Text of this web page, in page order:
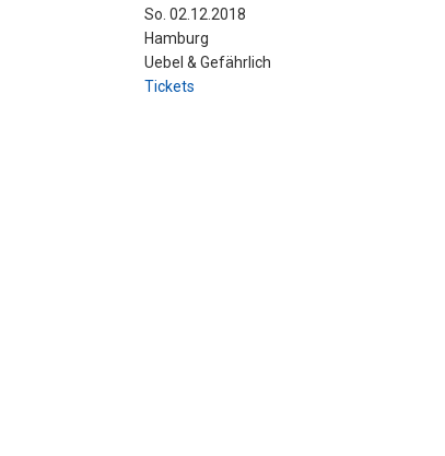
So. 02.12.2018
Hamburg
Uebel & Gefährlich
Tickets